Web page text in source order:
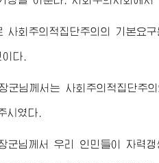
사회주의적집단주의의 기본요
다.
군님께서 는 사회주의적집단주
시였다.
군님께서 우리 인민들이 자력